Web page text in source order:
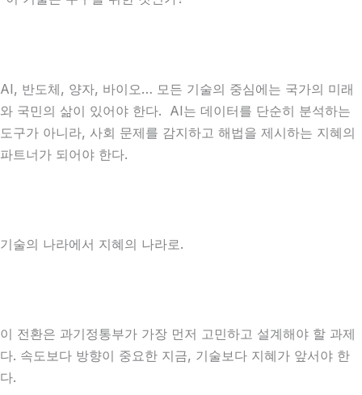
AI, 반도체, 양자, 바이오… 모든 기술의 중심에는 국가의 미래
와 국민의 삶이 있어야 한다. AI는 데이터를 단순히 분석하는
도구가 아니라, 사회 문제를 감지하고 해법을 제시하는 지혜의
파트너가 되어야 한다.
기술의 나라에서 지혜의 나라로.
이 전환은 과기정통부가 가장 먼저 고민하고 설계해야 할 과제
다. 속도보다 방향이 중요한 지금, 기술보다 지혜가 앞서야 한
다.